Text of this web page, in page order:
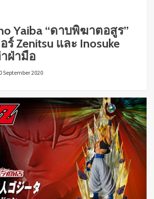
Yaiba “ดาบพิฆาตอสูร”
ร์ Zenitsu และ Inosuke
ฝ่ามือ
September 2020